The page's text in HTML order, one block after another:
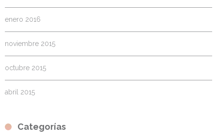
enero 2016
noviembre 2015
octubre 2015
abril 2015
Categorías